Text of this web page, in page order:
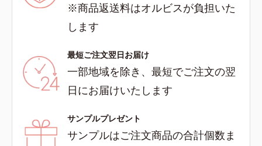
※商品返送料はオルビスが負担いた
します
最短ご注文翌日お届け
一部地域を除き、最短でご注文の翌
日にお届けいたします
サンプルプレゼント
サンプルはご注文商品の合計個数ま